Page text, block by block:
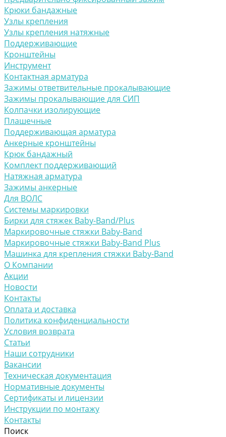
Крюки бандажные
Узлы крепления
Узлы крепления натяжные
Поддерживающие
Кронштейны
Инструмент
Контактная арматура
Зажимы ответвительные прокалывающие
Зажимы прокалывающие для СИП
Колпачки изолирующие
Плашечные
Поддерживающая арматура
Анкерные кронштейны
Крюк бандажный
Комплект поддерживающий
Натяжная арматура
Зажимы анкерные
Для ВОЛС
Системы маркировки
Бирки для стяжек Baby-Band/Plus
Маркировочные стяжки Baby-Band
Маркировочные стяжки Baby-Band Plus
Машинка для крепления стяжки Baby-Band
О Компании
Акции
Новости
Контакты
Оплата и доставка
Политика конфиденциальности
Условия возврата
Статьи
Наши сотрудники
Вакансии
Техническая документация
Нормативные документы
Сертификаты и лицензии
Инструкции по монтажу
Контакты
Поиск